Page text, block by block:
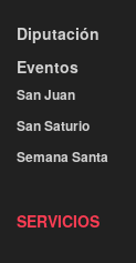
Diputación
Eventos
San Juan
San Saturio
Semana Santa
SERVICIOS